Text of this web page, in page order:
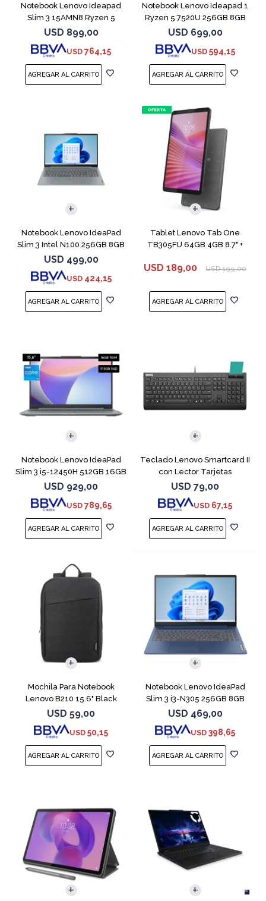
Notebook Lenovo Ideapad
Slim 3 15AMN8 Ryzen 5
7520U 512 16GB
USD 899,00
USD 764,15
Notebook Lenovo Ideapad 1
Ryzen 5 7520U 256GB 8GB
Abyss Blue
USD 699,00
USD 594,15
Notebook Lenovo IdeaPad
Slim 3 Intel N100 256GB 8GB
USD 499,00
USD 424,15
Tablet Lenovo Tab One
TB305FU 64GB 4GB 8.7" +
USD 189,00 USD 199,00
Notebook Lenovo IdeaPad
Slim 3 i5-12450H 512GB 16GB
15.6"
USD 929,00
USD 789,65
COMPARAR
Teclado Lenovo Smartcard II
con Lector Tarjetas
Inteligente
USD 79,00
USD 67,15
Mochila Para Notebook
Lenovo B210 15.6" Black
USD 59,00
USD 50,15
Notebook Lenovo IdeaPad
Slim 3 i3-N305 256GB 8GB
15.6" Blue
USD 469,00
USD 398,65
COMPARAR